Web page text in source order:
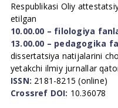
Respublikasi Oliy
etilgan
10.00.00 – filologiya
13.00.00 – pedagogika
dissertatsiya natijalarini
yetakchi ilmiy jurnallar
ISSN: 2181-8215 (online)
Crossref DOI: 10.36078